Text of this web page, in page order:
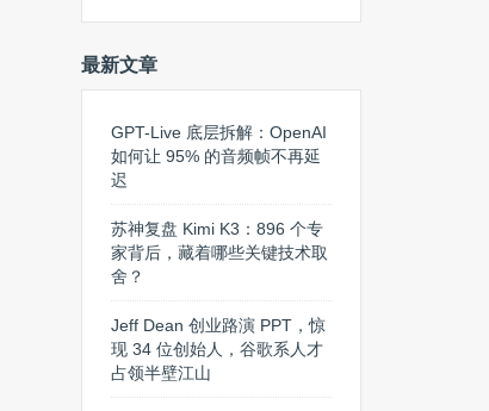
最新文章
GPT-Live 底层拆解：OpenAI
如何让 95% 的音频帧不再延
迟
苏神复盘 Kimi K3：896 个专
家背后，藏着哪些关键技术取
舍？
Jeff Dean 创业路演 PPT，惊
现 34 位创始人，谷歌系人才
占领半壁江山